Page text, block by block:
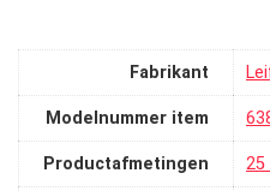
Fabrikant
Modelnummer item
Productafmetingen ‎25